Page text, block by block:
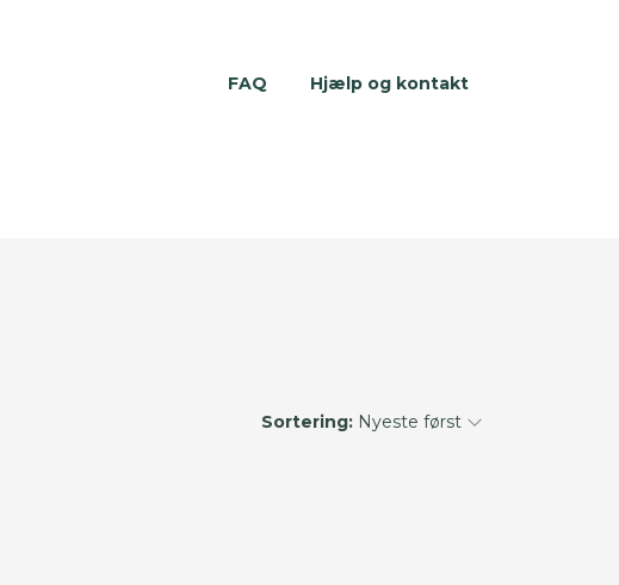
FAQ Hjælp og kontakt
Sortering: Nyeste først